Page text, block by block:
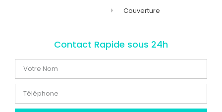
Couverture
Contact Rapide sous 24h